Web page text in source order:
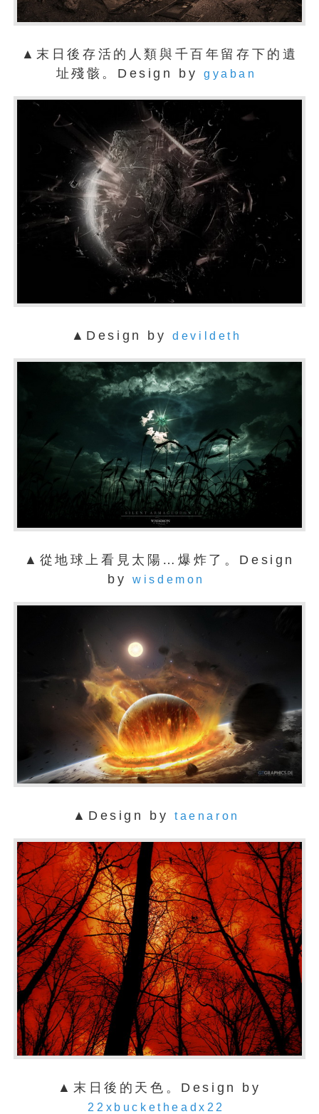
▲末日後存活的人類與千百年留存下的遺
址殘骸。Design bygyaban
▲Design bydevildeth
▲從地球上看見太陽…爆炸了。Design
bywisdemon
▲Design bytaenaron
▲末日後的天色。Design by
22xbucketheadx22